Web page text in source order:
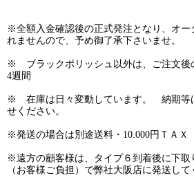
※全額入金確認後の正式発注となり、オー
れませんので、予め御了承下さいませ。
※ ブラックポリッシュ以外は、ご注文後
4週間
※ 在庫は日々変動しています。 納期等
せください。
※発送の場合は別途送料・10.000円ＴＡＸ
※遠方の顧客様は、タイプ６到着後に下取
（お客様ご負担）で弊社大阪店に発送して